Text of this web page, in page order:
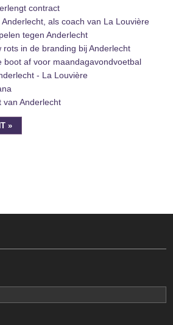
contract
als coach van La Louvière
tegen Anderlecht
rots in de branding bij Anderlecht
boot af voor maandagavondvoetbal
- La Louvière
van Anderlecht
»